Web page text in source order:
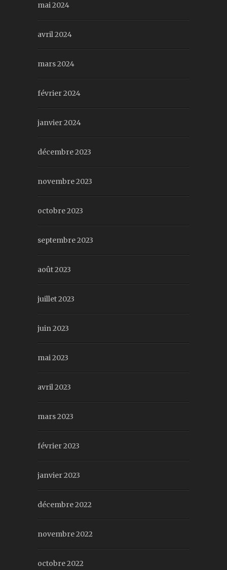
mai 2024
avril 2024
mars 2024
février 2024
janvier 2024
décembre 2023
novembre 2023
octobre 2023
septembre 2023
août 2023
juillet 2023
juin 2023
mai 2023
avril 2023
mars 2023
février 2023
janvier 2023
décembre 2022
novembre 2022
octobre 2022